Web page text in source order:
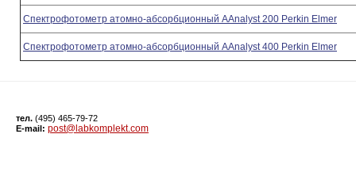
Спектрофотометр атомно-абсорбционный AAnalyst 200 Perkin Elmer
Спектрофотометр атомно-абсорбционный AAnalyst 400 Perkin Elmer
тел. (495) 465-79-72
E-mail: post@labkomplekt.com